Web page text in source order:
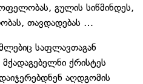
გულის სიწმინდეს,
თავდადებას …
საფლავთაგან
ქრისტეს
აღდგომის